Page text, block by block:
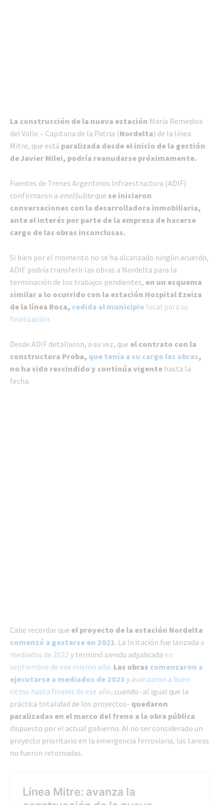
La construcción de la nueva estación María Remedios
del Valle – Capitana de la Patria (Nordelta) de la línea
Mitre, que está paralizada desde el inicio de la gestión
de Javier Milei, podría reanudarse próximamente.
Fuentes de Trenes Argentinos Infraestructura (ADIF)
confirmaron a enelSubteque se iniciaron
conversaciones con la desarrolladora inmobiliaria,
ante el interés por parte de la empresa de hacerse
cargo de las obras inconclusas.
Si bien por el momento no se ha alcanzado ningún acuerdo,
ADIF podría transferir las obras a Nordelta para la
terminación de los trabajos pendientes, en un esquema
similar a lo ocurrido con la estación Hospital Ezeiza
de la línea Roca, cedida al municipio local para su
finalización.
Desde ADIF detallaron, a su vez, que el contrato con la
constructora Proba, que tenía a su cargo las obras,
no ha sido rescindido y continúa vigente hasta la
fecha.
Cabe recordar que el proyecto de la estación Nordelta
comenzó a gestarse en 2021. La licitación fue lanzada a
mediados de 2022 y terminó siendo adjudicada en
septiembre de ese mismo año. Las obras comenzaron a
ejecutarse a mediados de 2023 y avanzaron a buen
ritmo hasta finales de ese año, cuando -al igual que la
práctica totalidad de los proyectos- quedaron
paralizadas en el marco del freno a la obra pública
dispuesto por el actual gobierno. Al no ser considerado un
proyecto prioritario en la emergencia ferroviaria, las tareas
no fueron retomadas.